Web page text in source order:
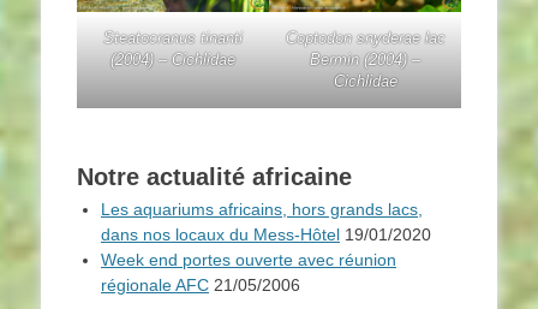
Steatocranus tinanti
(2004) – Cichlidae
Coptodon snyderaelac
Bermin (2004) –
Cichlidae
Notre actualité africaine
Les aquariums africains, hors grands lacs,
dans nos locaux du Mess-Hôtel 19/01/2020
Week end portes ouverte avec réunion
régionale AFC 21/05/2006